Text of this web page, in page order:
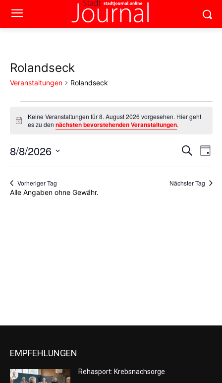
Rolandseck
Veranstaltungen Rolandseck
Veranstaltungen
für
8.
August
2026
Hinweis
Keine Veranstaltungen für 8. August 2026 vorgesehen. Hier geht
es zu den nächsten bevorstehenden Veranstaltungen.
Suche
und
SucheTag
8/8/2026
Vorheriger Tag
Nächster Tag
Alle Angaben ohne Gewähr.
EMPFEHLUNGEN
Rehasport: Krebsnachsorge